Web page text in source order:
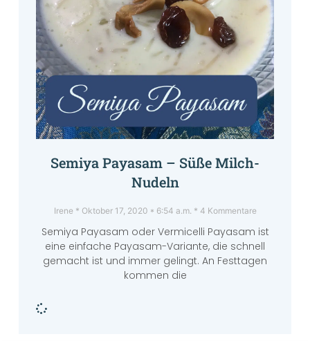
Semiya Payasam – Süße Milch-
Nudeln
Irene Oktober 17, 2020 6:54 a.m. 4 Kommentare
Semiya Payasam oder Vermicelli Payasam ist
eine einfache Payasam-Variante, die schnell
gemacht ist und immer gelingt. An Festtagen
kommen die